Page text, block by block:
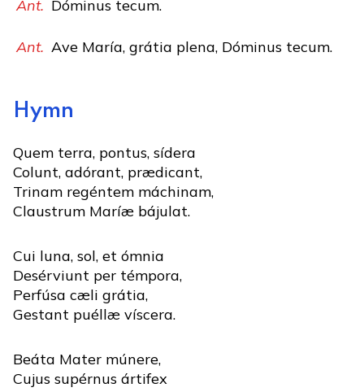
Ant. Dóminus tecum.
Ant. Ave María, grátia plena, Dóminus tecum.
Hymn
Quem terra, pontus, sídera
Colunt, adórant, prædicant,
Trinam regéntem máchinam,
Claustrum Maríæ bájulat.
Cui luna, sol, et ómnia
Desérviunt per témpora,
Perfúsa cæli grátia,
Gestant puéllæ víscera.
Beáta Mater múnere,
Cujus supérnus ártifex